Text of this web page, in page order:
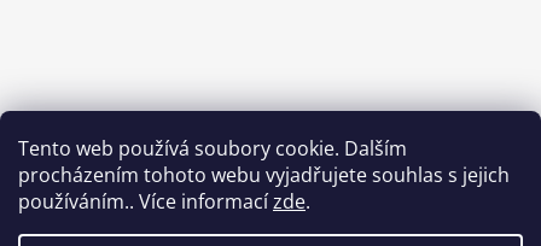
Tento web používá soubory cookie. Dalším
procházením tohoto webu vyjadřujete souhlas s jejich
používáním.. Více informacízde.